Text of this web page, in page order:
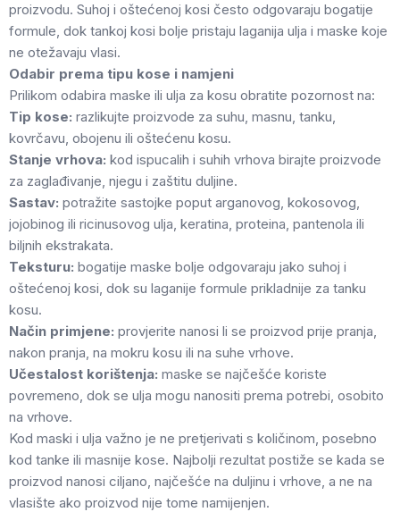
proizvodu. Suhoj i oštećenoj kosi često odgovaraju bogatije
formule, dok tankoj kosi bolje pristaju laganija ulja i maske koje
ne otežavaju vlasi.
Odabir prema tipu kose i namjeni
Prilikom odabira maske ili ulja za kosu obratite pozornost na:
Tip kose: razlikujte proizvode za suhu, masnu, tanku,
kovrčavu, obojenu ili oštećenu kosu.
Stanje vrhova: kod ispucalih i suhih vrhova birajte proizvode
za zaglađivanje, njegu i zaštitu duljine.
Sastav: potražite sastojke poput arganovog, kokosovog,
jojobinog ili ricinusovog ulja, keratina, proteina, pantenola ili
biljnih ekstrakata.
Teksturu: bogatije maske bolje odgovaraju jako suhoj i
oštećenoj kosi, dok su laganije formule prikladnije za tanku
kosu.
Način primjene: provjerite nanosi li se proizvod prije pranja,
nakon pranja, na mokru kosu ili na suhe vrhove.
Učestalost korištenja: maske se najčešće koriste
povremeno, dok se ulja mogu nanositi prema potrebi, osobito
na vrhove.
Kod maski i ulja važno je ne pretjerivati s količinom, posebno
kod tanke ili masnije kose. Najbolji rezultat postiže se kada se
proizvod nanosi ciljano, najčešće na duljinu i vrhove, a ne na
vlasište ako proizvod nije tome namijenjen.